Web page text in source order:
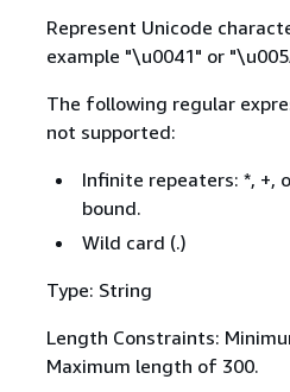
Represent Unicode
example "\⁠u0041" or
The following regular
not supported:
Infinite repeaters: *, +,
bound.
Wild card (.)
Type: String
Length Constraints:
Maximum length of 300.